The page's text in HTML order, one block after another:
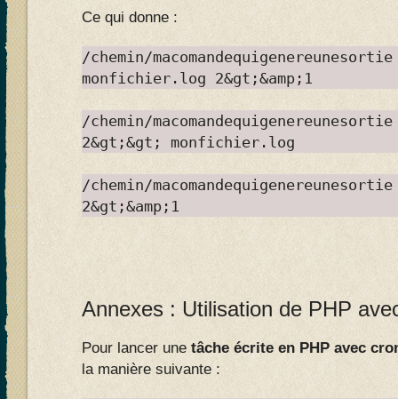
Ce qui donne :
/chemin/
monfichier.log 2&gt;&amp;1
/chemin/
2&gt;&gt; monfichier.log
/chemin/
2&gt;&amp;1
Annexes : Utilisation de PHP
Pour lancer une tâche écrite en PHP avec
la manière suivante :